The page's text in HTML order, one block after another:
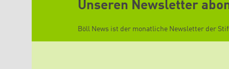
Unseren Newsletter
Böll News ist der monatliche Newsletter der